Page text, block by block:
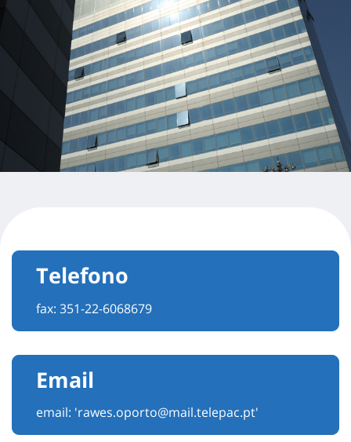
Telefono
fax: 351-22-6068679
Email
email: 'rawes.oporto@mail.telepac.pt'